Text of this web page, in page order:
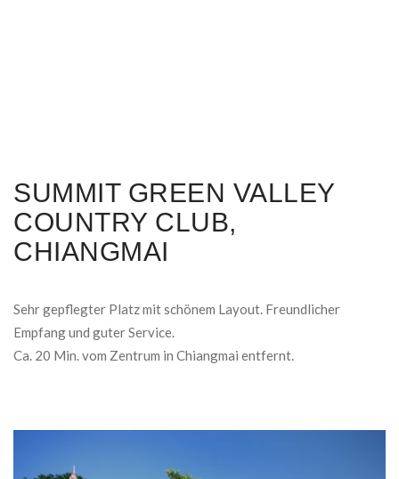
SUMMIT GREEN VALLEY
COUNTRY CLUB,
CHIANGMAI
Sehr gepflegter Platz mit schönem Layout. Freundlicher
Empfang und guter Service.
Ca. 20 Min. vom Zentrum in Chiangmai entfernt.